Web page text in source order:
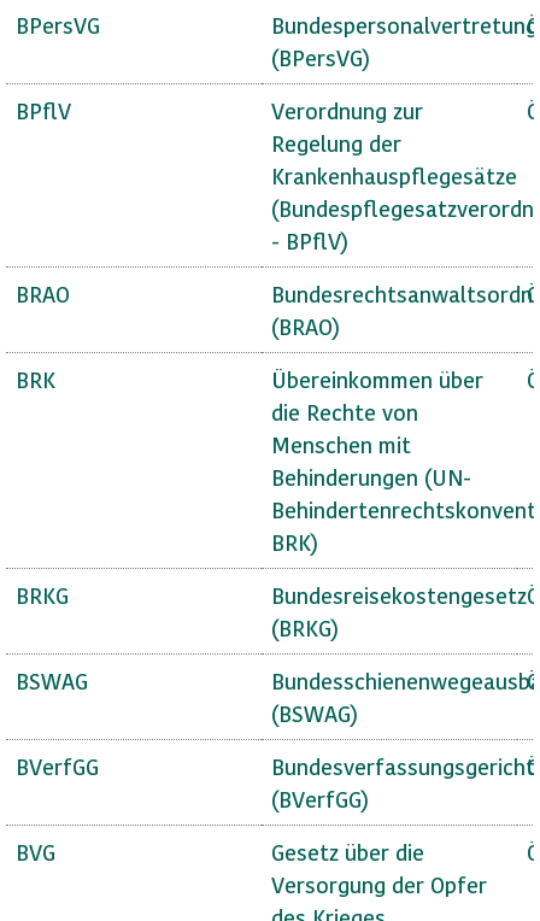
BPersVG
(BPersVG)
BPflV
Verordnung zur
Regelung der
Krankenhauspflegesätze
- BPflV)
BRAO
(BRAO)
BRK
Übereinkommen über
die Rechte von
Menschen mit
Behinderungen (UN-
BRK)
BRKG
Bundesreisekostengesetz
(BRKG)
BSWAG
(BSWAG)
BVerfGG
(BVerfGG)
BVG
Gesetz über die
Versorgung der Opfer